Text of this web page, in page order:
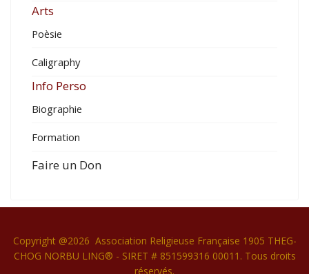
Arts
Poèsie
Caligraphy
Info Perso
Biographie
Formation
Faire un Don
Copyright @2026 Association Religieuse Française 1905 THEG-
CHOG NORBU LING® - SIRET # 851599316 00011. Tous droits
réservés.